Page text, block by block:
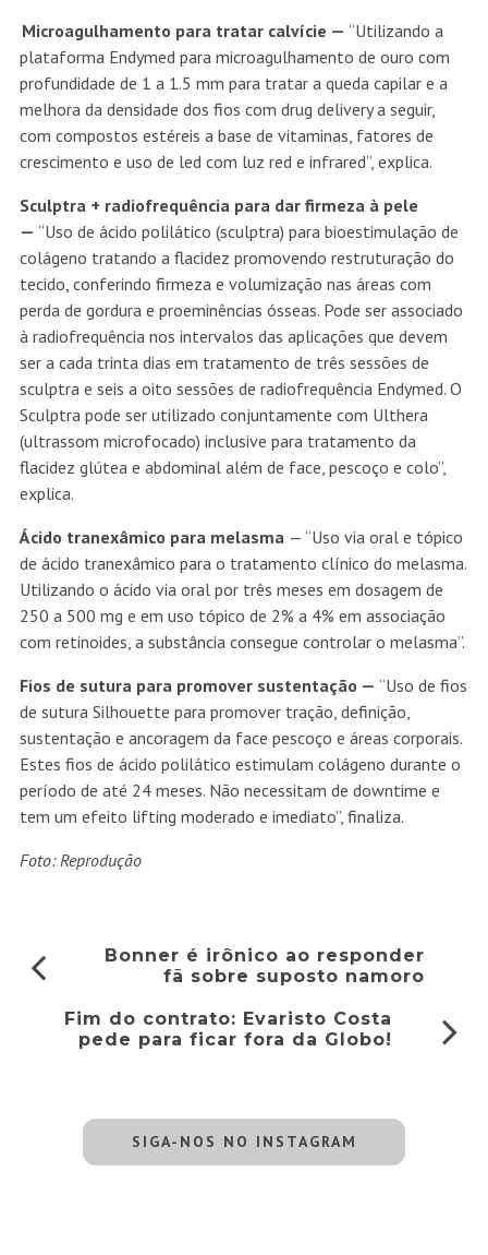
Microagulhamento para tratar calvície — “Utilizando a
plataforma Endymed para microagulhamento de ouro com
profundidade de 1 a 1.5 mm para tratar a queda capilar e a
melhora da densidade dos fios com drug delivery a seguir,
com compostos estéreis a base de vitaminas, fatores de
crescimento e uso de led com luz red e infrared”, explica.
Sculptra + radiofrequência para dar firmeza à pele
— “Uso de ácido polilático (sculptra) para bioestimulação de
colágeno tratando a flacidez promovendo restruturação do
tecido, conferindo firmeza e volumização nas áreas com
perda de gordura e proeminências ósseas. Pode ser associado
à radiofrequência nos intervalos das aplicações que devem
ser a cada trinta dias em tratamento de três sessões de
sculptra e seis a oito sessões de radiofrequência Endymed. O
Sculptra pode ser utilizado conjuntamente com Ulthera
(ultrassom microfocado) inclusive para tratamento da
flacidez glútea e abdominal além de face, pescoço e colo”,
explica.
Ácido tranexâmico para melasma — “Uso via oral e tópico
de ácido tranexâmico para o tratamento clínico do melasma.
Utilizando o ácido via oral por três meses em dosagem de
250 a 500 mg e em uso tópico de 2% a 4% em associação
com retinoides, a substância consegue controlar o melasma”.
Fios de sutura para promover sustentação — “Uso de fios
de sutura Silhouette para promover tração, definição,
sustentação e ancoragem da face pescoço e áreas corporais.
Estes fios de ácido polilático estimulam colágeno durante o
período de até 24 meses. Não necessitam de downtime e
tem um efeito lifting moderado e imediato”, finaliza.
Foto: Reprodução
Bonner é irônico ao responder
fã sobre suposto namoro
Fim do contrato: Evaristo Costa
pede para ficar fora da Globo!
SIGA-NOS NO INSTAGRAM